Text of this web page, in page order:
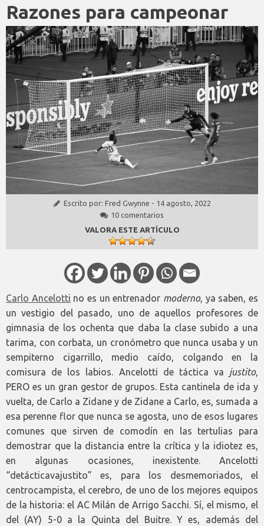
Razones para campeonar
Escrito por: Fred Gwynne - 14 agosto, 2022
10 comentarios
VALORA ESTE ARTÍCULO
Carlo Ancelotti no es un entrenador moderno, ya saben, es
un vestigio del pasado, uno de aquellos profesores de
gimnasia de los ochenta que daba la clase subido a una
tarima, con corbata, un cronómetro que nunca usaba y un
sempiterno cigarrillo, medio caído, colgando en la
comisura de los labios. Ancelotti de táctica va justito,
PERO es un gran gestor de grupos. Esta cantinela de ida y
vuelta, de Carlo a Zidane y de Zidane a Carlo, es, sumada a
esa perenne flor que nunca se agosta, uno de esos lugares
comunes que sirven de comodín en las tertulias para
demostrar que la distancia entre la crítica y la idiotez es,
en algunas ocasiones, inexistente. Ancelotti
“detácticavajustito” es, para los desmemoriados, el
centrocampista, el cerebro, de uno de los mejores equipos
de la historia: el AC Milán de Arrigo Sacchi. Sí, el mismo, el
del (AY) 5-0 a la Quinta del Buitre. Y es, además del